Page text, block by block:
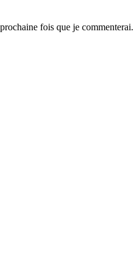
fois que je commenterai.